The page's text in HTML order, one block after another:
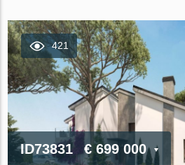
421
ID73831 € 699 000